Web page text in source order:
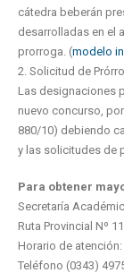
cátedra beberán
desarrolladas en el
prorroga. (modelo
2. Solicitud de
Las designaciones
nuevo concurso,
880/10) debiendo
y las solicitudes de
Para obtener
Secretaría
Ruta Provincial Nº
Horario de atención:
Teléfono (0343)